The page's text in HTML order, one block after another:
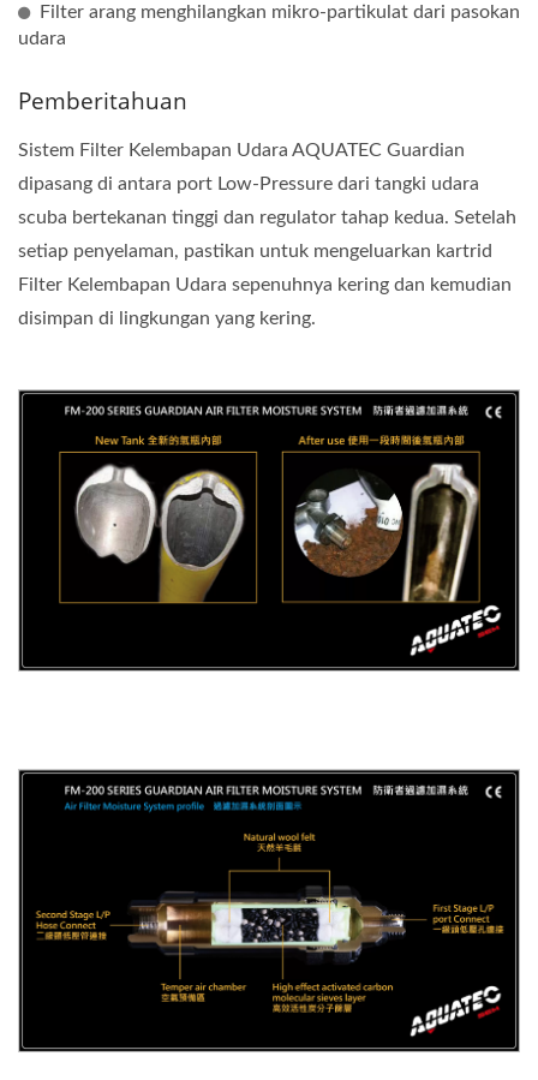
Filter arang menghilangkan mikro-partikulat dari pasokan
udara
Pemberitahuan
Sistem Filter Kelembapan Udara AQUATEC Guardian
dipasang di antara port Low-Pressure dari tangki udara
scuba bertekanan tinggi dan regulator tahap kedua. Setelah
setiap penyelaman, pastikan untuk mengeluarkan kartrid
Filter Kelembapan Udara sepenuhnya kering dan kemudian
disimpan di lingkungan yang kering.